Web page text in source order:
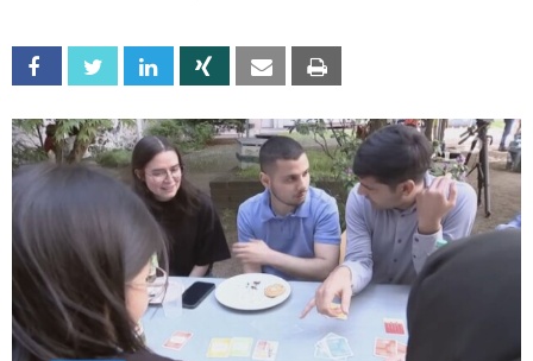
Facebook Twitter Linkedin Xing Email